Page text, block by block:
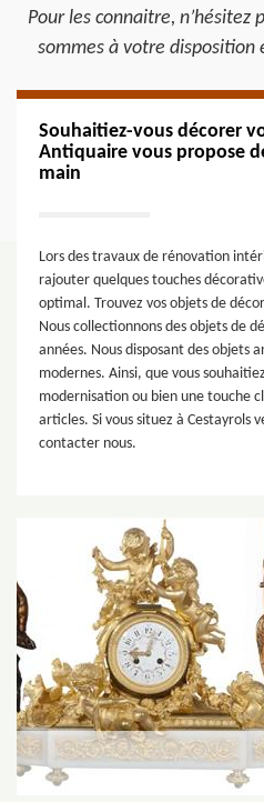
Pour les connaitre, n’hésitez
sommes à votre disposition
Souhaitiez-vous décorer
Antiquaire vous propose
main
Lors des travaux de rénovation
rajouter quelques touches
optimal. Trouvez vos objets de
Nous collectionnons des objets de
années. Nous disposant des objets
modernes. Ainsi, que vous
modernisation ou bien une touche
articles. Si vous situez à Cestayrols
contacter nous.